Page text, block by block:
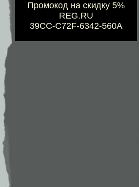
Промокод на скидку 5%
REG.RU
39CC-C72F-6342-560A